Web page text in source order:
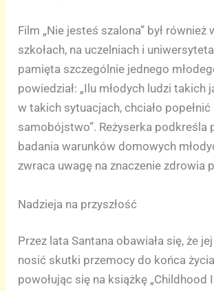
Film „Nie jesteś szalona” był również
szkołach, na uczelniach i
pamięta szczególnie jednego
powiedział: „Ilu młodych ludzi takich
w takich sytuacjach, chciało popełnić
samobójstwo”. Reżyserka podkreśla
badania warunków domowych
zwraca uwagę na znaczenie zdrowia
Nadzieja na przyszłość
Przez lata Santana obawiała się, że
nosić skutki przemocy do końca
powołując się na książkę „Childhood